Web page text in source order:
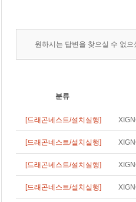
원하시는 답변을 찾으실 수 없
분류
[드래곤네스트/설치실행]
[드래곤네스트/설치실행]
[드래곤네스트/설치실행]
[드래곤네스트/설치실행]